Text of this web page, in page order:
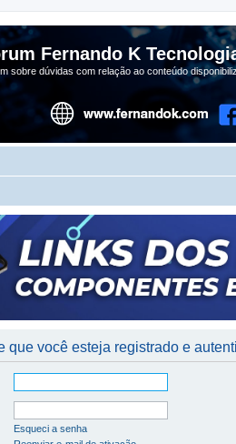
Fernando K
sobre dúvidas com relação ao conteúdo
que você esteja registrado e
Esqueci a senha